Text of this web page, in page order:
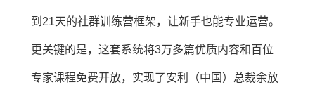
到21天的社群训练营框架，让新手也能专业运营。
更关键的是，这套系统将3万多篇优质内容和百位
专家课程免费开放，实现了安利（中国）总裁余放